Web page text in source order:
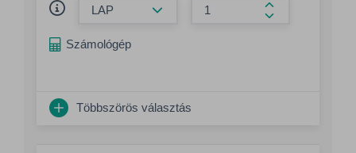
Összeg
Számológép
Többszörös választás